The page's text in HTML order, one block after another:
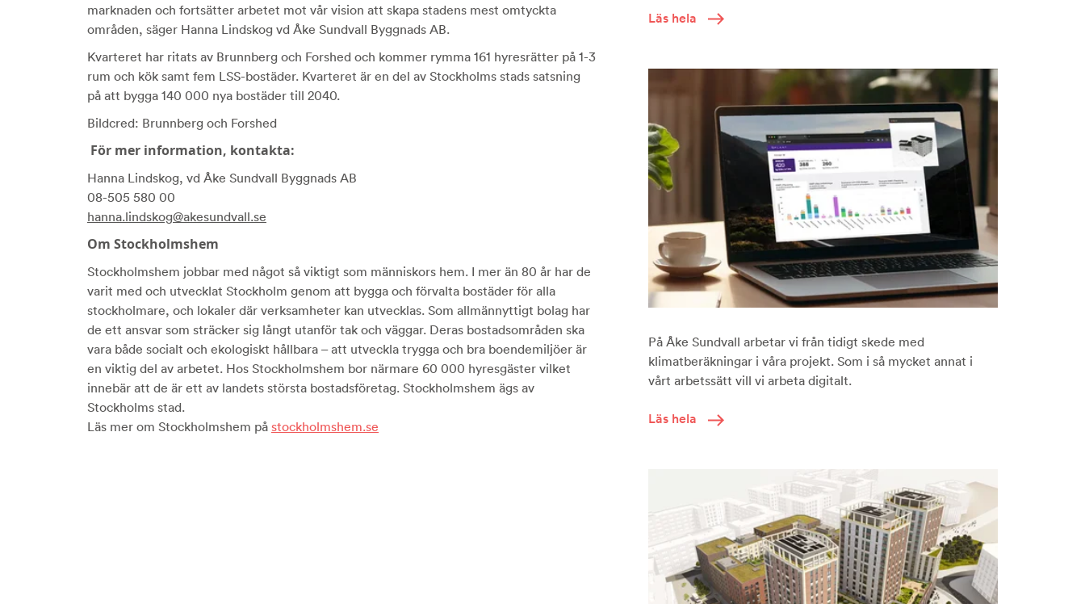
marknaden och fortsätter arbetet mot vår vision att skapa stadens mest omtyckta
områden, säger Hanna Lindskog vd Åke Sundvall Byggnads AB.
Kvarteret har ritats av Brunnberg och Forshed och kommer rymma 161 hyresrätter på 1-3
rum och kök samt fem LSS-bostäder. Kvarteret är en del av Stockholms stads satsning
på att bygga 140 000 nya bostäder till 2040.
Bildcred: Brunnberg och Forshed
För mer information, kontakta:
Hanna Lindskog, vd Åke Sundvall Byggnads AB
08-505 580 00
hanna.lindskog@akesundvall.se
Om Stockholmshem
Stockholmshem jobbar med något så viktigt som människors hem. I mer än 80 år har de
varit med och utvecklat Stockholm genom att bygga och förvalta bostäder för alla
stockholmare, och lokaler där verksamheter kan utvecklas. Som allmännyttigt bolag har
de ett ansvar som sträcker sig långt utanför tak och väggar. Deras bostadsområden ska
vara både socialt och ekologiskt hållbara – att utveckla trygga och bra boendemiljöer är
en viktig del av arbetet. Hos Stockholmshem bor närmare 60 000 hyresgäster vilket
innebär att de är ett av landets största bostadsföretag. Stockholmshem ägs av
Stockholms stad.
Läs mer om Stockholmshem på stockholmshem.se
Läs hela
På Åke Sundvall arbetar vi från tidigt skede med
klimatberäkningar i våra projekt. Som i så mycket annat i
vårt arbetssätt vill vi arbeta digitalt.
Läs hela